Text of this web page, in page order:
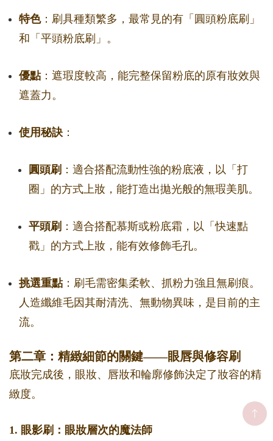
特色：刷具種類繁多，最常見的有「圓頭粉底刷」
和「平頭粉底刷」。
優點：遮瑕度較高，能完整保留粉底的原有妝效與
遮蓋力。
使用秘訣 ：
圓頭刷 ：適合搭配流動性強的粉底液，以「打
圈」的方式上妝，能打造出拋光般的無瑕美肌。
平頭刷 ：適合搭配慕斯或粉底霜，以「快速點
戳」的方式上妝，能有效修飾毛孔。
挑選重點：刷毛需密集柔軟、抓粉力強且無刷痕。
人造纖維毛因其耐清洗、無動物異味，是目前的主
流。
第二章：精緻細節的關鍵——眼唇與修容刷
底妝完成後，眼妝、唇妝和輪廓修飾決定了妝容的精
緻度。
1. 眼影刷：眼妝層次的魔法師